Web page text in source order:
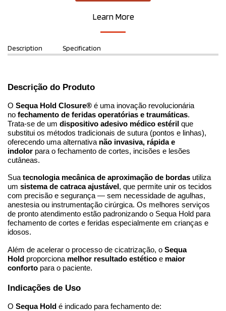
Learn More
Description Specification
Descrição do Produto
O Sequa Hold Closure® é uma inovação revolucionária
no fechamento de feridas operatórias e traumáticas.
Trata-se de um dispositivo adesivo médico estéril que
substitui os métodos tradicionais de sutura (pontos e linhas),
oferecendo uma alternativa não invasiva, rápida e
indolor para o fechamento de cortes, incisões e lesões
cutâneas.
Sua tecnologia mecânica de aproximação de bordas utiliza
um sistema de catraca ajustável , que permite unir os tecidos
com precisão e segurança — sem necessidade de agulhas,
anestesia ou instrumentação cirúrgica. Os melhores serviços
de pronto atendimento estão padronizando o Sequa Hold para
fechamento de cortes e feridas especialmente em crianças e
idosos.
Além de acelerar o processo de cicatrização, o Sequa
Hold proporciona melhor resultado estético e maior
conforto para o paciente.
Indicações de Uso
O Sequa Hold é indicado para fechamento de: